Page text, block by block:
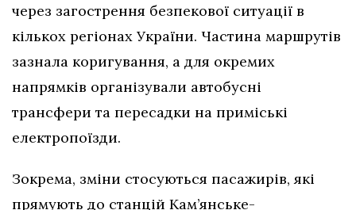
через загострення безпекової ситуації в
кількох регіонах України. Частина маршрутів
зазнала коригування, а для окремих
напрямків організували автобусні
трансфери та пересадки на приміські
електропоїзди.
Зокрема, зміни стосуються пасажирів, які
прямують до станцій Кам’янське-